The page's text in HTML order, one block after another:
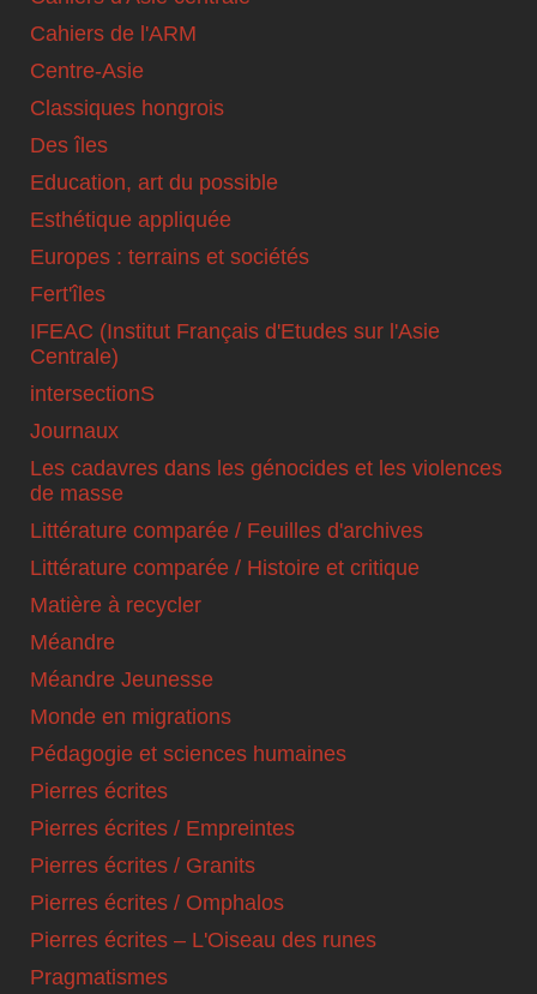
Cahiers de l'ARM
Centre-Asie
Classiques hongrois
Des îles
Education, art du possible
Esthétique appliquée
Europes : terrains et sociétés
Fert'îles
IFEAC (Institut Français d'Etudes sur l'Asie
Centrale)
intersectionS
Journaux
Les cadavres dans les génocides et les violences
de masse
Littérature comparée / Feuilles d'archives
Littérature comparée / Histoire et critique
Matière à recycler
Méandre
Méandre Jeunesse
Monde en migrations
Pédagogie et sciences humaines
Pierres écrites
Pierres écrites / Empreintes
Pierres écrites / Granits
Pierres écrites / Omphalos
Pierres écrites – L'Oiseau des runes
Pragmatismes